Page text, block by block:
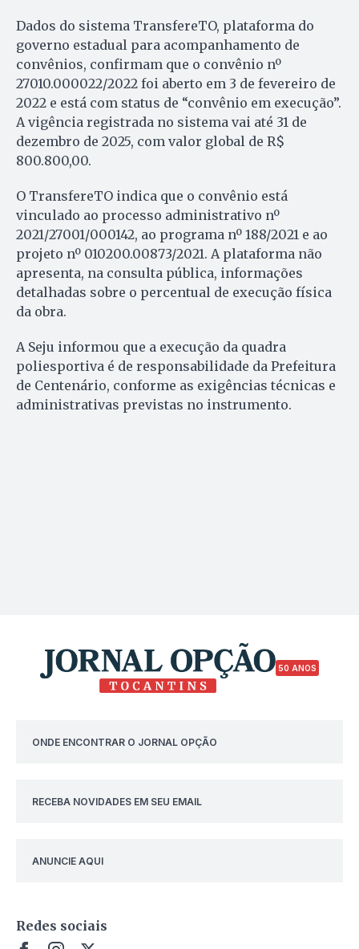
Dados do sistema TransfereTO, plataforma do
governo estadual para acompanhamento de
convênios, confirmam que o convênio nº
27010.000022/2022 foi aberto em 3 de fevereiro de
2022 e está com status de “convênio em execução”.
A vigência registrada no sistema vai até 31 de
dezembro de 2025, com valor global de R$
800.800,00.
O TransfereTO indica que o convênio está
vinculado ao processo administrativo nº
2021/27001/000142, ao programa nº 188/2021 e ao
projeto nº 010200.00873/2021. A plataforma não
apresenta, na consulta pública, informações
detalhadas sobre o percentual de execução física
da obra.
A Seju informou que a execução da quadra
poliesportiva é de responsabilidade da Prefeitura
de Centenário, conforme as exigências técnicas e
administrativas previstas no instrumento.
50 ANOS
ONDE ENCONTRAR O JORNAL OPÇÃO
RECEBA NOVIDADES EM SEU EMAIL
ANUNCIE AQUI
Redes sociais